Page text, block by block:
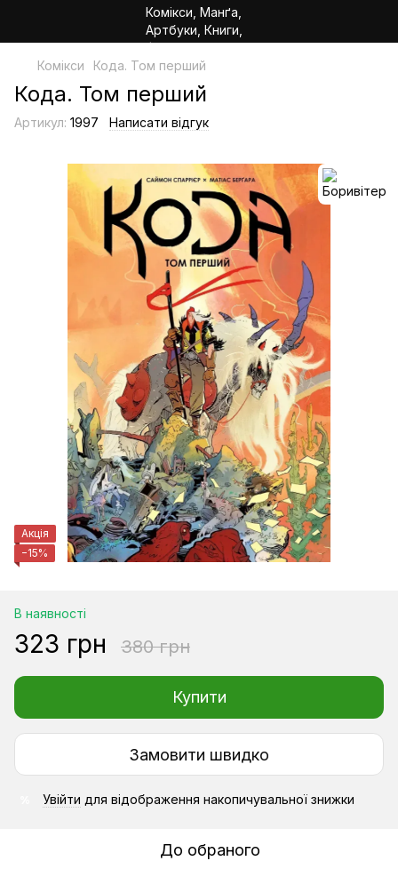
Комікси Кода. Том перший
Кода. Том перший
Артикул: 1997 Написати відгук
Акція
−15%
В наявності
323 грн 380 грн
Купити
Замовити швидко
Увійти для відображення накопичувальної знижки
До обраного